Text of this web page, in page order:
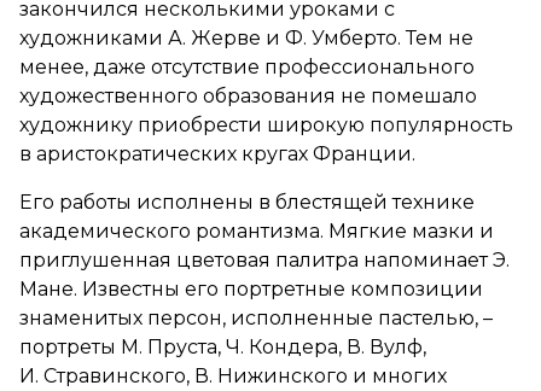
закончился несколькими уроками с
художниками А. Жерве и Ф. Умберто. Тем не
менее, даже отсутствие профессионального
художественного образования не помешало
художнику приобрести широкую популярность
в аристократических кругах Франции.
Его работы исполнены в блестящей технике
академического романтизма. Мягкие мазки и
приглушенная цветовая палитра напоминает Э.
Мане. Известны его портретные композиции
знаменитых персон, исполненные пастелью, –
портреты М. Пруста, Ч. Кондера, В. Вулф,
И. Стравинского, В. Нижинского и многих